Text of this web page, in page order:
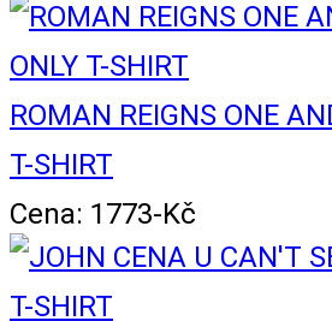
ROMAN REIGNS ONE
T-SHIRT
Cena: 1773-Kč